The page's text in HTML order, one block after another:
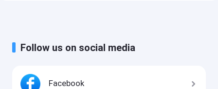
Follow us on social media
Facebook